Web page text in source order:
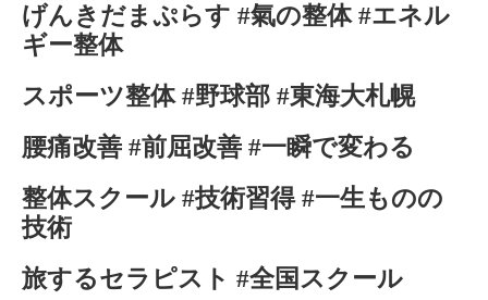
げんきだまぷらす #氣の整体 #エネル
ギー整体
スポーツ整体 #野球部 #東海大札幌
腰痛改善 #前屈改善 #一瞬で変わる
整体スクール #技術習得 #一生ものの
技術
旅するセラピスト #全国スクール